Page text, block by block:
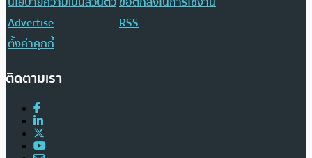
Advertise
RSS
ตั้งค่าคุกกี้
ติดตามเรา